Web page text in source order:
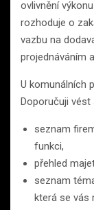
ovlivnění
rozhoduje o
vazbu na
projednáváním
U komunálních
Doporučuji vést
seznam
funkci,
přehled
seznam
která se vás